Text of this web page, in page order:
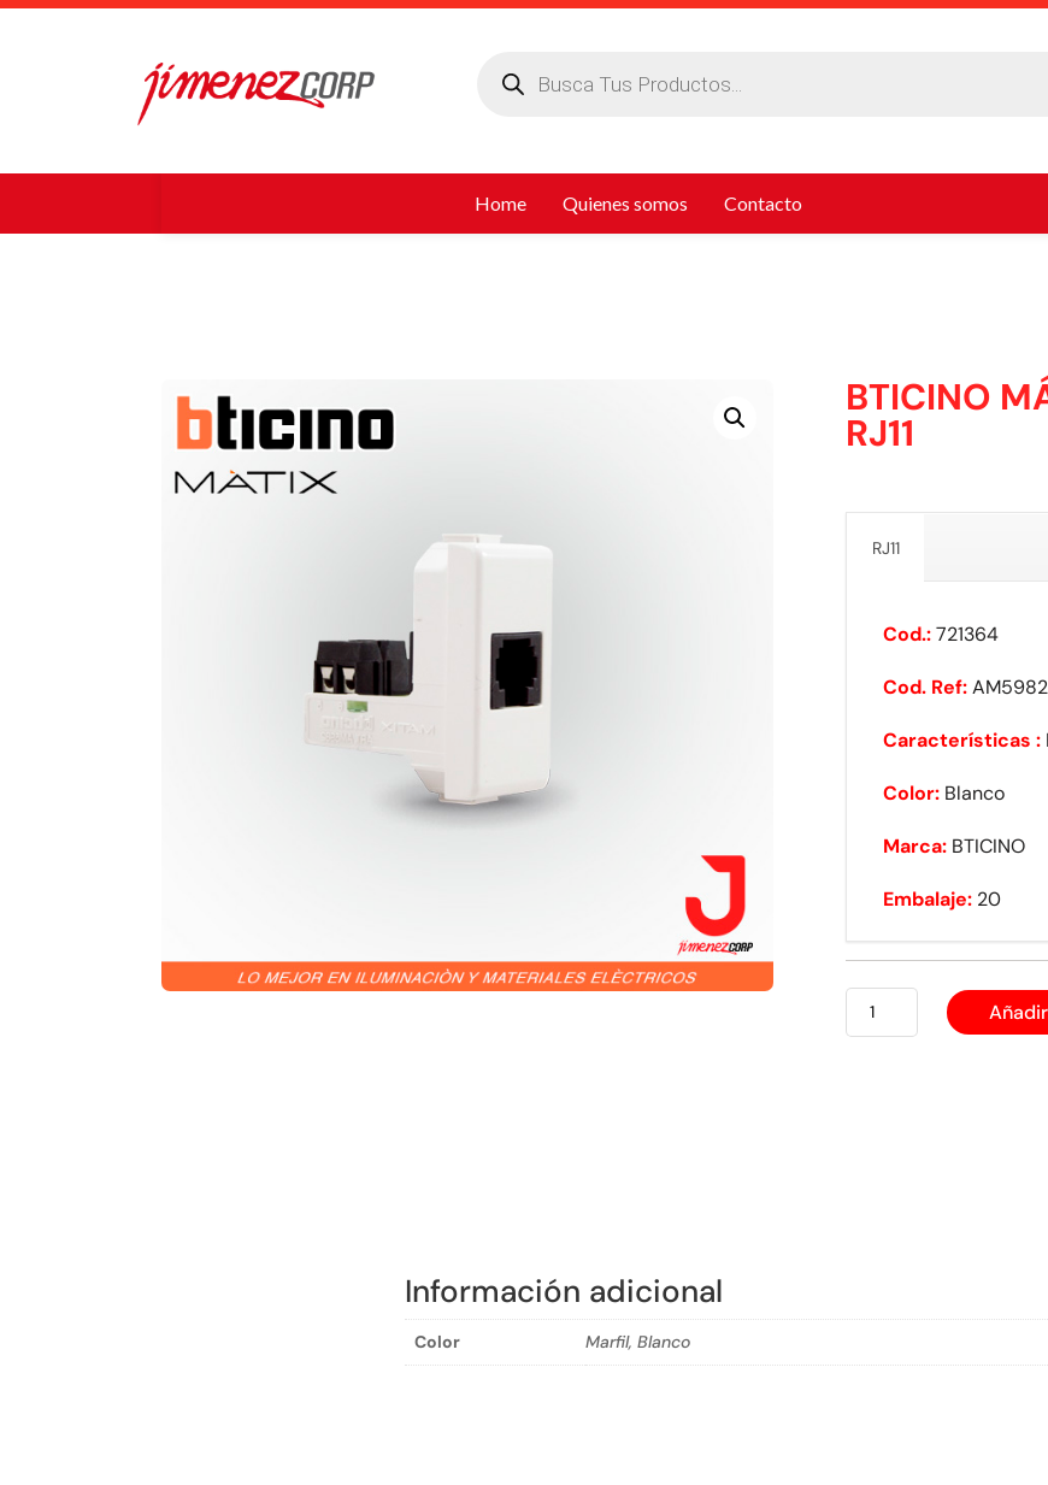
productos
Home Quienes somos Contacto
BTICINO
RJ11
RJ11
Cod.:721364
Cod. Ref:AM5982
Características :
Color: Blanco
Marca: BTICINO
Embalaje: 20
Información adicional
Color Marfil, Blanco